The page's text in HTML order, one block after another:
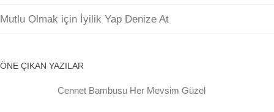
Mutlu Olmak için İyilik Yap Denize At
ÖNE ÇIKAN YAZILAR
Cennet Bambusu Her Mevsim Güzel